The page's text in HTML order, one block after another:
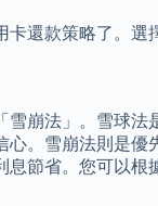
還款策略了。選
崩法」。雪球
。雪崩法則是
節省。您可以根